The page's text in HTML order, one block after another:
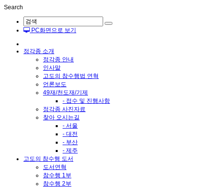
Search
PC화면으로 보기
정각종 소개
정각종 안내
인사말
고도의 참수행법 연혁
언론보도
49재/천도재/기제
- 접수 및 진행사항
정각종 사진자료
찾아 오시는길
- 서울
- 대전
- 부산
- 제주
고도의 참수행 도서
도서연혁
참수행 1부
참수행 2부